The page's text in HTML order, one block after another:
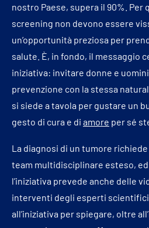
nostro Paese, supera il 90%. Per
screening non devono essere
un’opportunità preziosa per
salute. È, in fondo, il messaggio
iniziativa: invitare donne e
prevenzione con la stessa
si siede a tavola per gustare un
gesto di cura e di amore per sé
La diagnosi di un tumore
team multidisciplinare esteso,
l’iniziativa prevede anche delle
interventi degli esperti
all’iniziativa per spiegare, oltre